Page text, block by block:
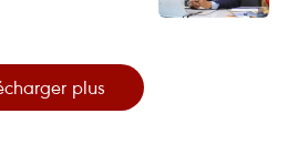
plus